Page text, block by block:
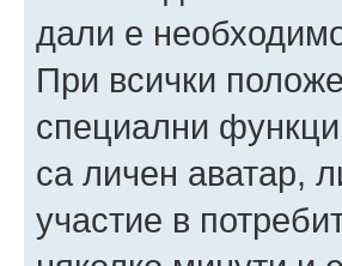
дали е
При всички
специални
са личен аватар,
участие в